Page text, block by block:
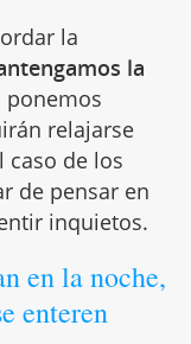
la
la
ponemos
relajarse
caso de los
de pensar en
inquietos.
en la noche,
enteren